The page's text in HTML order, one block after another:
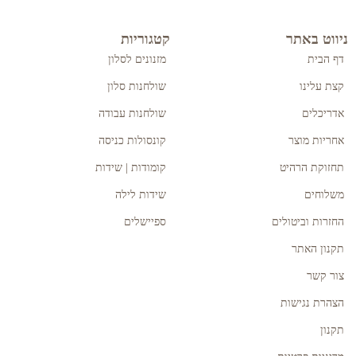
ניווט באתר
דף הבית
קצת עלינו
אדריכלים
אחריות מוצר
תחזוקת הרהיט
משלוחים
החזרות וביטולים
תקנון האתר
צור קשר
הצהרת נגישות
תקנון
קטגוריות
מזנונים לסלון
שולחנות סלון
שולחנות עבודה
קונסולות כניסה
קומודות | שידות
שידות לילה
ספיישלים